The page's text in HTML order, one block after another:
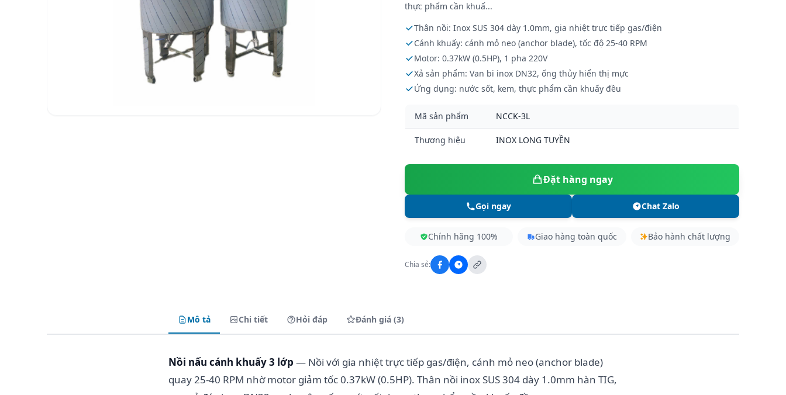
thực phẩm cần khuấ...
Thân nồi: Inox SUS 304 dày 1.0mm, gia nhiệt trực tiếp gas/điện
Cánh khuấy: cánh mỏ neo (anchor blade), tốc độ 25-40 RPM
Motor: 0.37kW (0.5HP), 1 pha 220V
Xả sản phẩm: Van bi inox DN32, ống thủy hiển thị mực
Ứng dụng: nước sốt, kem, thực phẩm cần khuấy đều
Mã sản phẩm NCCK-3L
Thương hiệu INOX LONG TUYỀN
Đặt hàng ngay
Gọi ngay Chat Zalo
Chính hãng 100% Giao hàng toàn quốc Bảo hành chất lượng
Chia sẻ:
Mô tả Chi tiết Hỏi đáp Đánh giá (3)
Nồi nấu cánh khuấy 3 lớp — Nồi với gia nhiệt trực tiếp gas/điện, cánh mỏ neo (anchor blade)
quay 25-40 RPM nhờ motor giảm tốc 0.37kW (0.5HP). Thân nồi inox SUS 304 dày 1.0mm hàn TIG,